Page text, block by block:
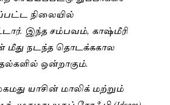
நிலையில்
இந்த சம்பவம், காஷ்மீரி
மீது நடந்த தொடக்ககால
ஒன்றாகும்.
யாசின் மாலிக் மற்றும்